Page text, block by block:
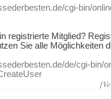
cgi-bin/
registrierte Mitglied?
Sie alle Möglichkeiten
de/cgi-bin/